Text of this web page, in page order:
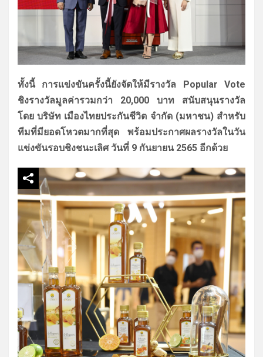
ทั้งนี้ การแข่งขันครั้งนี้ยังจัดให้มีรางวัล Popular Vote
ชิงรางวัลมูลค่ารวมกว่า 20,000 บาท สนับสนุนรางวัล
โดย บริษัท เมืองไทยประกันชีวิต จำกัด (มหาชน) สำหรับ
ทีมที่มียอดโหวตมากที่สุด พร้อมประกาศผลรางวัลในวัน
แข่งขันรอบชิงชนะเลิศ วันที่ 9 กันยายน 2565 อีกด้วย